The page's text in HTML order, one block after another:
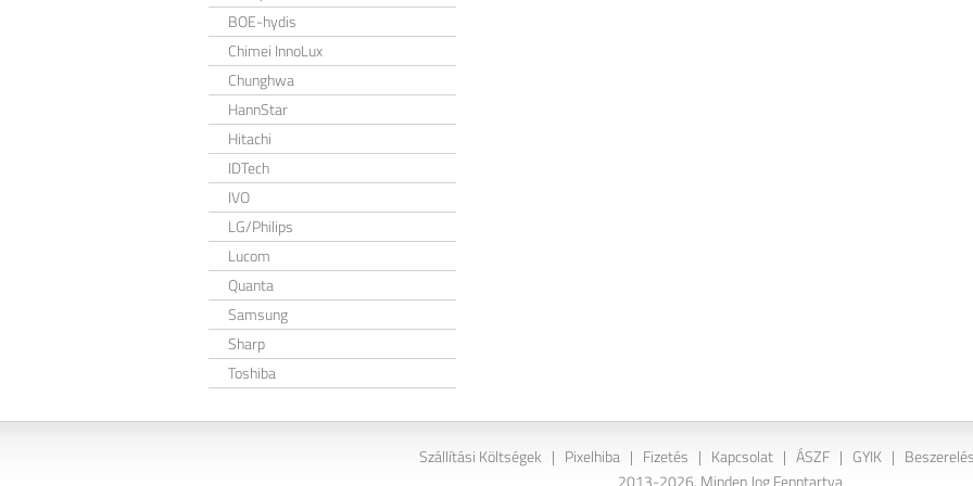
BOE-hydis
Chimei InnoLux
Chunghwa
HannStar
Hitachi
IDTech
IVO
LG/Philips
Lucom
Quanta
Samsung
Sharp
Toshiba
Szállítási Költségek | Pixelhiba | Fizetés | Kapcsolat | ÁSZF | GYIK |
2013-2026. Minden Jog Fenntartva